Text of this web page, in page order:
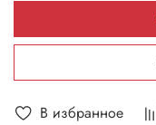
В избранное